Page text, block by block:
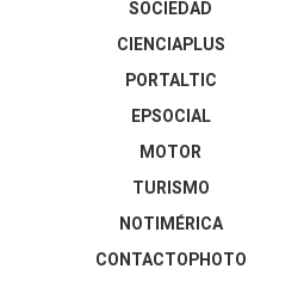
SOCIEDAD
CIENCIAPLUS
PORTALTIC
EPSOCIAL
MOTOR
TURISMO
NOTIMÉRICA
CONTACTOPHOTO